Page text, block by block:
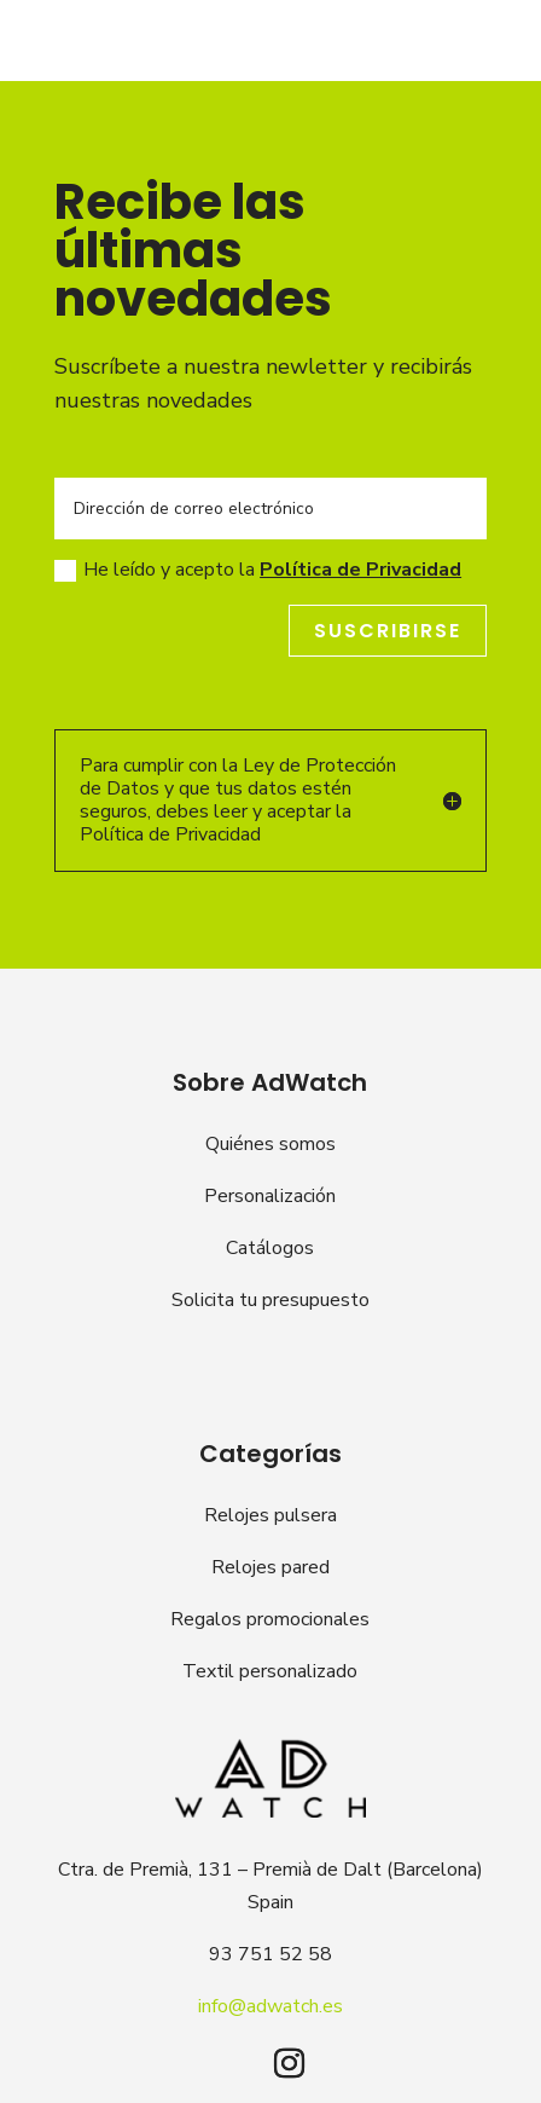
Recibe las
últimas
novedades
Suscríbete a nuestra newletter y recibirás
nuestras novedades
He leído y acepto la Política de Privacidad
SUSCRIBIRSE
Para cumplir con la Ley de Protección
de Datos y que tus datos estén
seguros, debes leer y aceptar la
Política de Privacidad
Sobre AdWatch
Quiénes somos
Personalización
Catálogos
Solicita tu presupuesto
Categorías
Relojes pulsera
Relojes pared
Regalos promocionales
Textil personalizado
Ctra. de Premià, 131 – Premià de Dalt (Barcelona)
Spain
93 751 52 58
info@adwatch.es